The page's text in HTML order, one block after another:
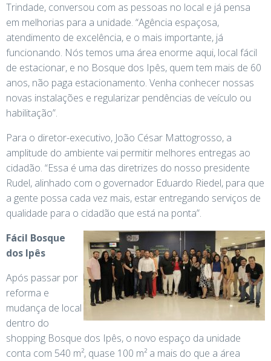
Trindade, conversou com as pessoas no local e já pensa
em melhorias para a unidade. “Agência espaçosa,
atendimento de excelência, e o mais importante, já
funcionando. Nós temos uma área enorme aqui, local fácil
de estacionar, e no Bosque dos Ipês, quem tem mais de 60
anos, não paga estacionamento. Venha conhecer nossas
novas instalações e regularizar pendências de veículo ou
habilitação”.
Para o diretor-executivo, João César Mattogrosso, a
amplitude do ambiente vai permitir melhores entregas ao
cidadão. “Essa é uma das diretrizes do nosso presidente
Rudel, alinhado com o governador Eduardo Riedel, para que
a gente possa cada vez mais, estar entregando serviços de
qualidade para o cidadão que está na ponta”.
Fácil Bosque
dos Ipês
Após passar por
reforma e
mudança de local
dentro do
shopping Bosque dos Ipês, o novo espaço da unidade
conta com 540 m², quase 100 m² a mais do que a área